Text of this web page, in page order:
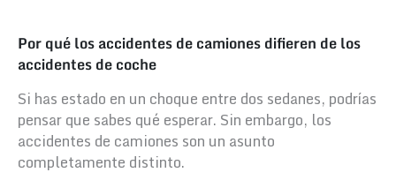
Por qué los accidentes de camiones difieren de los
accidentes de coche
Si has estado en un choque entre dos sedanes, podrías
pensar que sabes qué esperar. Sin embargo, los
accidentes de camiones son un asunto
completamente distinto.